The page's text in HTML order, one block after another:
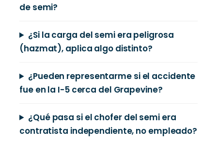
de semi?
¿Si la carga del semi era peligrosa
(hazmat), aplica algo distinto?
¿Pueden representarme si el accidente
fue en la I-5 cerca del Grapevine?
¿Qué pasa si el chofer del semi era
contratista independiente, no empleado?